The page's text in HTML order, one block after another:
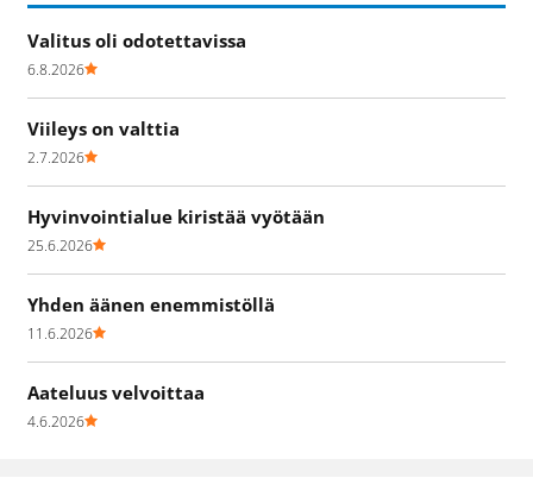
Valitus oli odotettavissa
6.8.2026
Viileys on valttia
2.7.2026
Hyvinvointialue kiristää vyötään
25.6.2026
Yhden äänen enemmistöllä
11.6.2026
Aateluus velvoittaa
4.6.2026